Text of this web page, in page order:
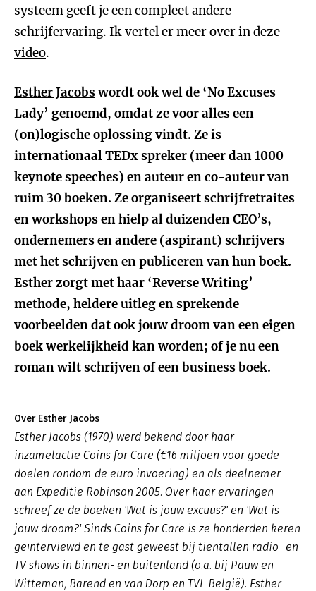
systeem geeft je een compleet andere
schrijfervaring. Ik vertel er meer over indeze
video.
Esther Jacobswordt ook wel de ‘No Excuses
Lady’ genoemd, omdat ze voor alles een
(on)logische oplossing vindt. Ze is
internationaal TEDx spreker (meer dan 1000
keynote speeches) en auteur en co-auteur van
ruim 30 boeken. Ze organiseert schrijfretraites
en workshops en hielp al duizenden CEO’s,
ondernemers en andere (aspirant) schrijvers
met het schrijven en publiceren van hun boek.
Esther zorgt met haar ‘Reverse Writing’
methode, heldere uitleg en sprekende
voorbeelden dat ook jouw droom van een eigen
boek werkelijkheid kan worden; of je nu een
roman wilt schrijven of een business boek.
Over Esther Jacobs
Esther Jacobs (1970) werd bekend door haar
inzamelactie Coins for Care (€16 miljoen voor goede
doelen rondom de euro invoering) en als deelnemer
aan Expeditie Robinson 2005. Over haar ervaringen
schreef ze de boeken 'Wat is jouw excuus?' en 'Wat is
jouw droom?' Sinds Coins for Care is ze honderden keren
geïnterviewd en te gast geweest bij tientallen radio- en
TV shows in binnen- en buitenland (o.a. bij Pauw en
Witteman, Barend en van Dorp en TVL België). Esther